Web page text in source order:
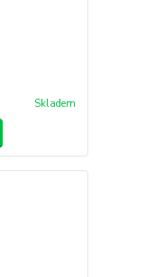
Skladem